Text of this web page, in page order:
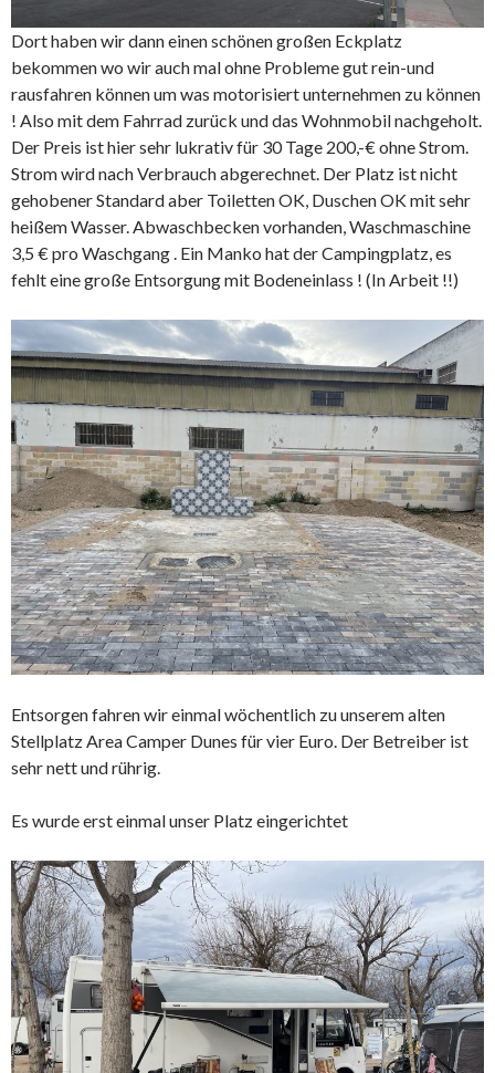
Dort haben wir dann einen schönen großen Eckplatz
bekommen wo wir auch mal ohne Probleme gut rein-und
rausfahren können um was motorisiert unternehmen zu können
! Also mit dem Fahrrad zurück und das Wohnmobil nachgeholt.
Der Preis ist hier sehr lukrativ für 30 Tage 200,-€ ohne Strom.
Strom wird nach Verbrauch abgerechnet. Der Platz ist nicht
gehobener Standard aber Toiletten OK, Duschen OK mit sehr
heißem Wasser. Abwaschbecken vorhanden, Waschmaschine
3,5 € pro Waschgang . Ein Manko hat der Campingplatz, es
fehlt eine große Entsorgung mit Bodeneinlass ! (In Arbeit !!)
Entsorgen fahren wir einmal wöchentlich zu unserem alten
Stellplatz Area Camper Dunes für vier Euro. Der Betreiber ist
sehr nett und rührig.
Es wurde erst einmal unser Platz eingerichtet